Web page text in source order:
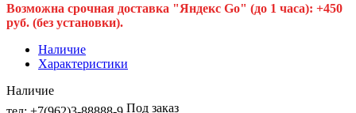
Возможна срочная доставка "Яндекс Go" (до 1 часа): +450
руб. (без установки).
Наличие
Характеристики
Наличие
Под заказ